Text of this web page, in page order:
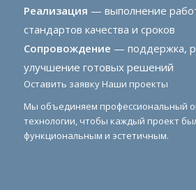
Реализация — выполнение
стандартов качества и сроков
Сопровождение — поддержка,
улучшение готовых решений
Оставить заявку Наши проекты
Мы объединяем профессиональный
технологии, чтобы каждый проект
функциональным и эстетичным.